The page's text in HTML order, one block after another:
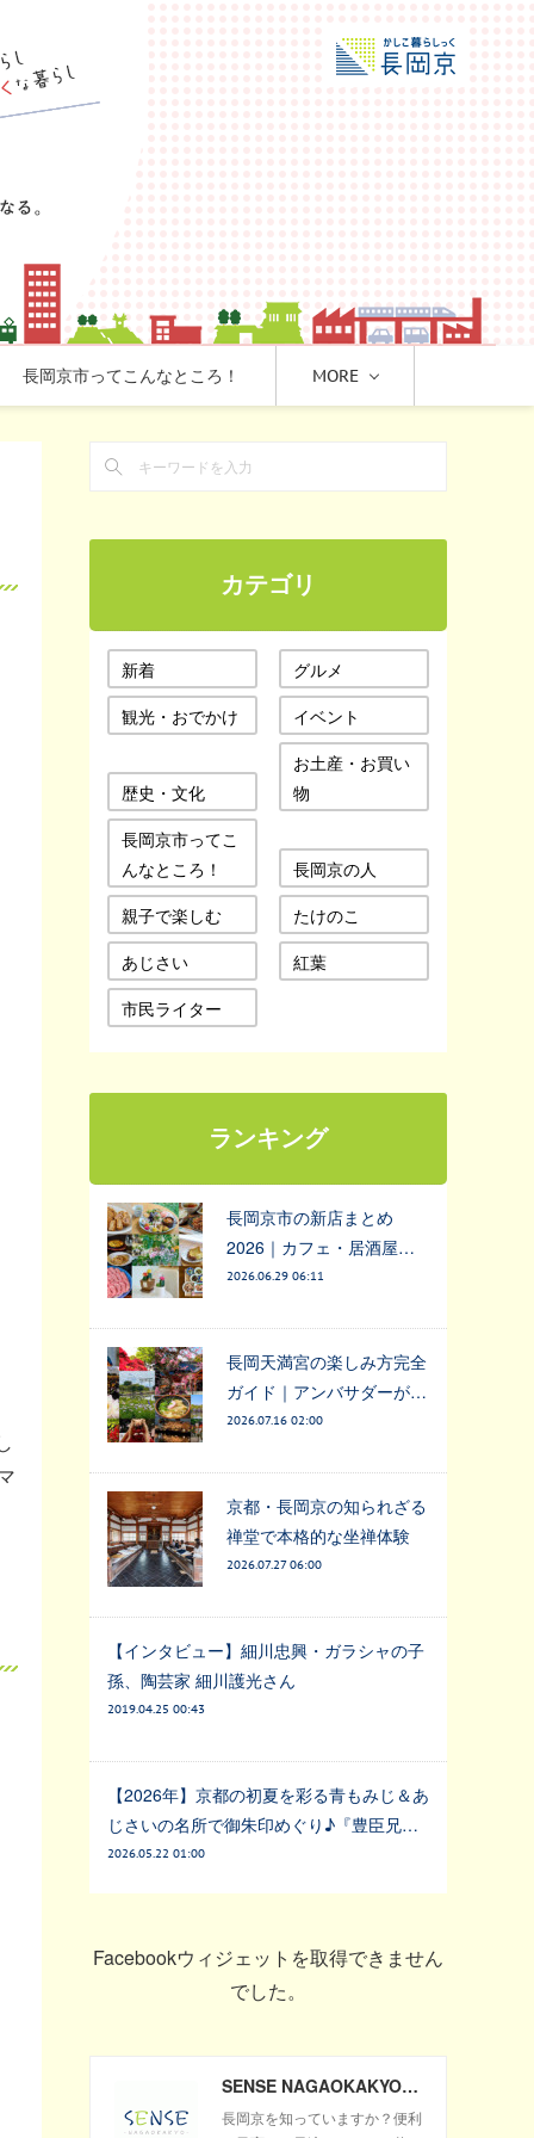
長岡京市ってこんなところ！ MORE
カテゴリ
新着
グルメ
観光・おでかけ
イベント
歴史・文化
お土産・お買い
物
長岡京市ってこ
んなところ！
長岡京の人
親子で楽しむ
たけのこ
あじさい
紅葉
市民ライター
ランキング
長岡京市の新店まとめ
2026｜カフェ・居酒屋…
2026.06.29 06:11
長岡天満宮の楽しみ方完全
ガイド｜アンバサダーが…
2026.07.16 02:00
京都・長岡京の知られざる
禅堂で本格的な坐禅体験
2026.07.27 06:00
【インタビュー】細川忠興・ガラシャの子
孫、陶芸家 細川護光さん
2019.04.25 00:43
【2026年】京都の初夏を彩る青もみじ＆あ
じさいの名所で御朱印めぐり♪『豊臣兄…
2026.05.22 01:00
Facebookウィジェットを取得できません
でした。
SENSE NAGAOKAKYO ～長岡京市のサブサイト～
長岡京を知っていますか？便利